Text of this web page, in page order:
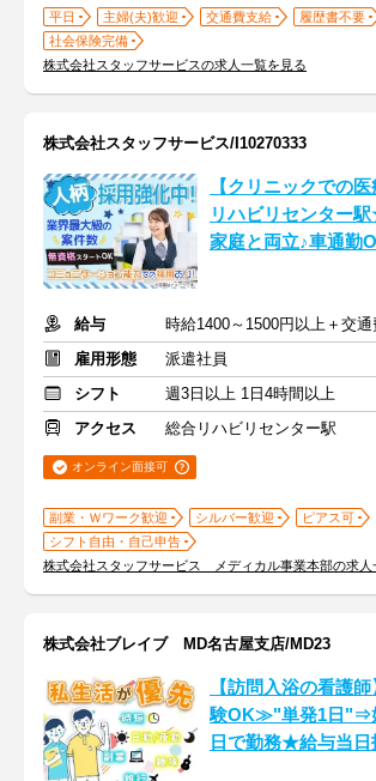
平日 主婦(夫)歓迎 交通費支給
履歴書不要
社会保険完備
株式会社スタッフサービスの求人一覧を見る
株式会社スタッフサービス/I10270333
【クリニックでの
リハビリセンター
家庭と両立♪車通勤
給与
時給1400～1500円以上＋交
雇用形態
派遣社員
シフト
週3日以上 1日4時間以上
アクセス
総合リハビリセンター駅
オンライン面接可
副業・Ｗワーク歓迎 シルバー歓迎 ピアス可
シフト自由・自己申告
株式会社スタッフサービス メディカル事業本部の求人
株式会社ブレイブ MD名古屋支店/MD23
【訪問入浴の看護
験OK≫"単発1日"⇒
日で勤務★給与当日